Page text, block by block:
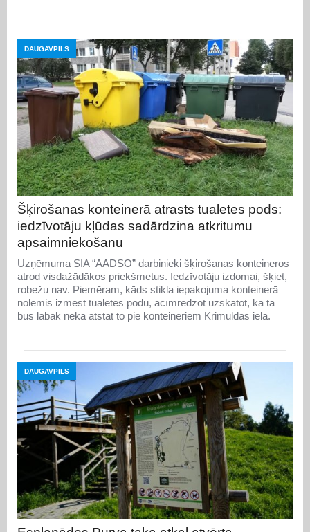
DAUGAVPILS
Šķirošanas konteinerā atrasts tualetes pods:
iedzīvotāju kļūdas sadārdzina atkritumu
apsaimniekošanu
Uzņēmuma SIA “AADSO” darbinieki šķirošanas konteineros
atrod visdažādākos priekšmetus. Iedzīvotāju izdomai, šķiet,
robežu nav. Piemēram, kāds stikla iepakojuma konteinerā
nolēmis izmest tualetes podu, acīmredzot uzskatot, ka tā
būs labāk nekā atstāt to pie konteineriem Krimuldas ielā.
DAUGAVPILS